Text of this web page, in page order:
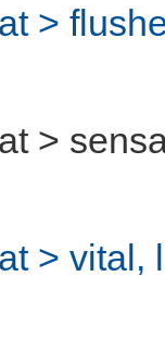
>
>
> vital,